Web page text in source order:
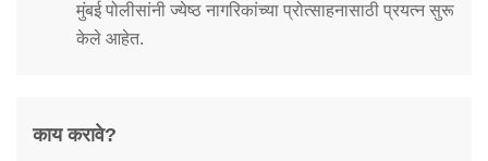
मुंबई पोलीसांनी ज्येष्ठ नागरिकांच्या प्रोत्साहनासाठी प्रयत्न सुरू
केले आहेत.
काय करावे?